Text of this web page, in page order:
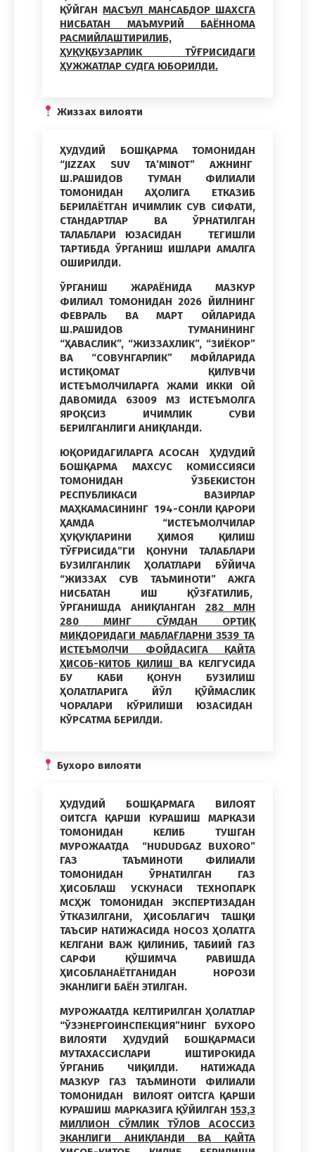
ҚЎЙГАНМАСЪУЛ МАНСАБДОР ШАХСГА
НИСБАТАН МАЪМУРИЙ БАЁННОМА
РАСМИЙЛАШТИРИЛИБ,
ҲУҚУҚБУЗАРЛИК ТЎҒРИСИДАГИ
ҲУЖЖАТЛАР СУДГА ЮБОРИЛДИ.
Жиззах вилояти
ҲУДУДИЙ БОШҚАРМА ТОМОНИДАН
“JIZZAX SUV TA’MINOT” АЖНИНГ
Ш.РАШИДОВ ТУМАН ФИЛИАЛИ
ТОМОНИДАН АҲОЛИГА ЕТКАЗИБ
БЕРИЛАЁТГАН ИЧИМЛИК СУВ СИФАТИ,
СТАНДАРТЛАР ВА ЎРНАТИЛГАН
ТАЛАБЛАРИ ЮЗАСИДАН ТЕГИШЛИ
ТАРТИБДА ЎРГАНИШ ИШЛАРИ АМАЛГА
ОШИРИЛДИ.
ЎРГАНИШ ЖАРАЁНИДА МАЗКУР
ФИЛИАЛ ТОМОНИДАН 2026 ЙИЛНИНГ
ФЕВРАЛЬ ВА МАРТ ОЙЛАРИДА
Ш.РАШИДОВ ТУМАНИНИНГ
“ҲАВАСЛИК”, “ЖИЗЗАХЛИК”, “ЗИЁКОР”
ВА “СОВУНГАРЛИК” МФЙЛАРИДА
ИСТИҚОМАТ ҚИЛУВЧИ
ИСТЕЪМОЛЧИЛАРГА ЖАМИ ИККИ ОЙ
ДАВОМИДА 63009 М3 ИСТЕЪМОЛГА
ЯРОҚСИЗ ИЧИМЛИК СУВИ
БЕРИЛГАНЛИГИ АНИҚЛАНДИ.
ЮҚОРИДАГИЛАРГА АСОСАН ҲУДУДИЙ
БОШҚАРМА МАХСУС КОМИССИЯСИ
ТОМОНИДАН ЎЗБЕКИСТОН
РЕСПУБЛИКАСИ ВАЗИРЛАР
МАҲКАМАСИНИНГ 194-СОНЛИ ҚАРОРИ
ҲАМДА “ИСТЕЪМОЛЧИЛАР
ҲУҚУҚЛАРИНИ ҲИМОЯ ҚИЛИШ
ТЎҒРИСИДА”ГИ ҚОНУНИ ТАЛАБЛАРИ
БУЗИЛГАНЛИК ҲОЛАТЛАРИ БЎЙИЧА
“ЖИЗЗАХ СУВ ТАЪМИНОТИ” АЖГА
НИСБАТАН ИШ ҚЎЗҒАТИЛИБ,
ЎРГАНИШДА АНИҚЛАНГАН 282 МЛН
280 МИНГ СЎМДАН ОРТИҚ
МИҚДОРИДАГИ МАБЛАҒЛАРНИ 3539 ТА
ИСТЕЪМОЛЧИ ФОЙДАСИГА ҚАЙТА
ҲИСОБ-КИТОБ ҚИЛИШ ВА КЕЛГУСИДА
БУ КАБИ ҚОНУН БУЗИЛИШ
ҲОЛАТЛАРИГА ЙЎЛ ҚЎЙМАСЛИК
ЧОРАЛАРИ КЎРИЛИШИ ЮЗАСИДАН
КЎРСАТМА БЕРИЛДИ.
Бухоро вилояти
ҲУДУДИЙ БОШҚАРМАГА ВИЛОЯТ
ОИТСГА ҚАРШИ КУРАШИШ МАРКАЗИ
ТОМОНИДАН КЕЛИБ ТУШГАН
МУРОЖААТДА “HUDUDGAZ BUXORO”
ГАЗ ТАЪМИНОТИ ФИЛИАЛИ
ТОМОНИДАН ЎРНАТИЛГАН ГАЗ
ҲИСОБЛАШ УСКУНАСИ ТЕХНОПАРК
МCҲЖ ТОМОНИДАН ЭКСПЕРТИЗАДАН
ЎТКАЗИЛГАНИ, ҲИСОБЛАГИЧ ТАШҚИ
ТАЪСИР НАТИЖАСИДА НОСОЗ ҲОЛАТГА
КЕЛГАНИ ВАЖ ҚИЛИНИБ, ТАБИИЙ ГАЗ
САРФИ ҚЎШИМЧА РАВИШДА
ҲИСОБЛАНАЁТГАНИДАН НОРОЗИ
ЭКАНЛИГИ БАЁН ЭТИЛГАН.
МУРОЖААТДА КЕЛТИРИЛГАН ҲОЛАТЛАР
“ЎЗЭНЕРГОИНСПЕКЦИЯ”НИНГ БУХОРО
ВИЛОЯТИ ҲУДУДИЙ БОШҚАРМАСИ
МУТАХАССИСЛАРИ ИШТИРОКИДА
ЎРГАНИБ ЧИҚИЛДИ. НАТИЖАДА
МАЗКУР ГАЗ ТАЪМИНОТИ ФИЛИАЛИ
ТОМОНИДАН ВИЛОЯТ ОИТСГА ҚАРШИ
КУРАШИШ МАРКАЗИГА ҚЎЙИЛГАН 153,3
МИЛЛИОН СЎМЛИК ТЎЛОВ АСОССИЗ
ЭКАНЛИГИ АНИҚЛАНДИ ВА ҚАЙТА